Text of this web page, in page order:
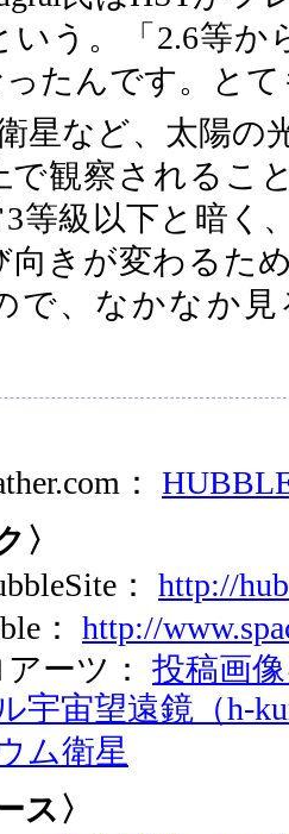
いう。「2.6等か
たんです。と
星など、太陽の
で観察されるこ
等級以下と暗く
向きが変わるた
で、なかなか
：
〉
： http://
： http://
ーツ： 投稿画
宇宙望遠鏡（h-
ム衛星
ス〉